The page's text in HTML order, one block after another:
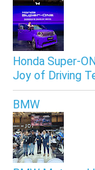
Honda Super-
Joy of Driving
BMW